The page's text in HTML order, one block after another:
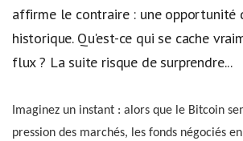
affirme le contraire : une opportunité
historique. Qu'est-ce qui se cache
flux ? La suite risque de surprendre...
Imaginez un instant : alors que le Bitcoin
pression des marchés, les fonds négociés